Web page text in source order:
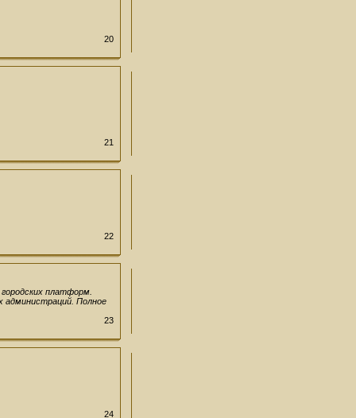
20
21
22
платформ.
администраций. Полное
23
24